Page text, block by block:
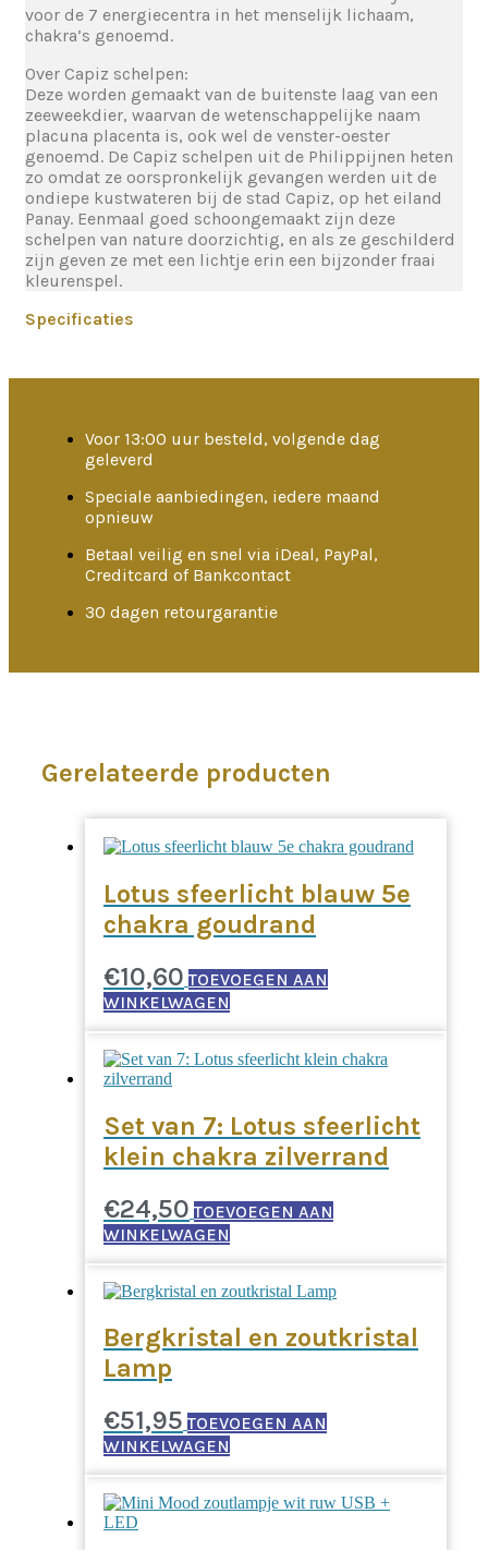
voor de 7 energiecentra in het menselijk lichaam,
chakra’s genoemd.
Over Capiz schelpen:
Deze worden gemaakt van de buitenste laag van een
zeeweekdier, waarvan de wetenschappelijke naam
placuna placenta is, ook wel de venster-oester
genoemd. De Capiz schelpen uit de Philippijnen heten
zo omdat ze oorspronkelijk gevangen werden uit de
ondiepe kustwateren bij de stad Capiz, op het eiland
Panay. Eenmaal goed schoongemaakt zijn deze
schelpen van nature doorzichtig, en als ze geschilderd
zijn geven ze met een lichtje erin een bijzonder fraai
kleurenspel.
Specificaties
Voor 13:00 uur besteld, volgende dag
geleverd
Speciale aanbiedingen, iedere maand
opnieuw
Betaal veilig en snel via iDeal, PayPal,
Creditcard of Bankcontact
30 dagen retourgarantie
Gerelateerde producten
Lotus sfeerlicht blauw 5e
chakra goudrand
€10,60 TOEVOEGEN AAN
WINKELWAGEN
Set van 7: Lotus sfeerlicht
klein chakra zilverrand
€24,50 TOEVOEGEN AAN
WINKELWAGEN
Bergkristal en zoutkristal
Lamp
€51,95 TOEVOEGEN AAN
WINKELWAGEN